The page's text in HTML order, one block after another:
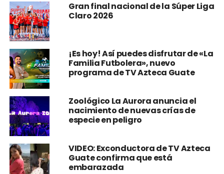
Gran final nacional de la Súper Liga
Claro 2026
¡Es hoy! Así puedes disfrutar de «La
Familia Futbolera», nuevo
programa de TV Azteca Guate
Zoológico La Aurora anuncia el
nacimiento de nuevas crías de
especie en peligro
VIDEO: Exconductora de TV Azteca
Guate confirma que está
embarazada